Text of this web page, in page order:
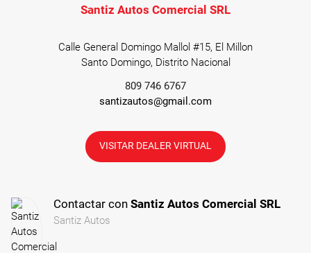
Santiz Autos Comercial SRL
Calle General Domingo Mallol #15, El Millon
Santo Domingo, Distrito Nacional
809 746 6767
santizautos@gmail.com
VISITAR DEALER VIRTUAL
Contactar con Santiz Autos Comercial SRL
Santiz Autos